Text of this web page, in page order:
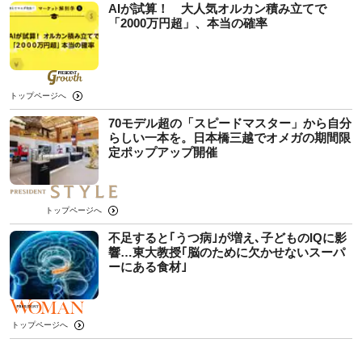
AIが試算！ 大人気オルカン積み立てで
「2000万円超」、本当の確率
トップページへ
70モデル超の「スピードマスター」から自分
らしい一本を。日本橋三越でオメガの期間限
定ポップアップ開催
トップページへ
不足すると｢うつ病｣が増え､子どものIQに影
響…東大教授｢脳のために欠かせないスーパ
ーにある食材｣
トップページへ